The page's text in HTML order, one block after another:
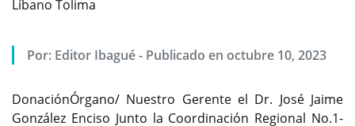
Líbano Tolima
Por: Editor Ibagué- Publicado en octubre 10, 2023
DonaciónÓrgano/ Nuestro Gerente el Dr. José Jaime
González Enciso Junto la Coordinación Regional No.1-